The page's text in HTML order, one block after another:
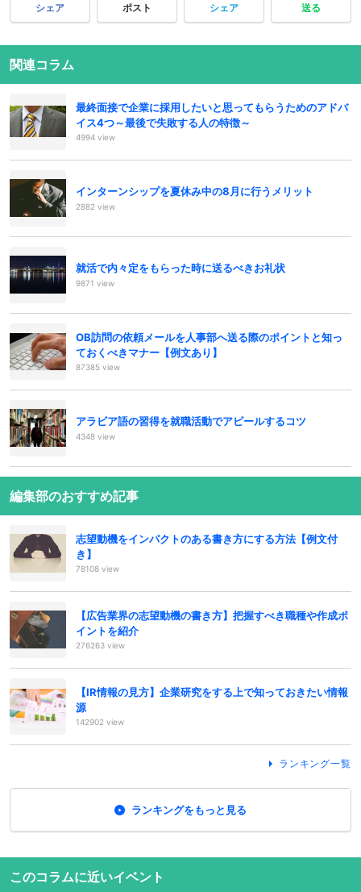
シェア ポスト シェア 送る
関連コラム
最終面接で企業に採用したいと思ってもらうためのアドバ
イス4つ～最後で失敗する人の特徴～
4994 view
インターンシップを夏休み中の8月に行うメリット
2882 view
就活で内々定をもらった時に送るべきお礼状
9871 view
OB訪問の依頼メールを人事部へ送る際のポイントと知っ
ておくべきマナー【例文あり】
87385 view
アラビア語の習得を就職活動でアピールするコツ
4348 view
編集部のおすすめ記事
志望動機をインパクトのある書き方にする方法【例文付
き】
78108 view
【広告業界の志望動機の書き方】把握すべき職種や作成ポ
イントを紹介
276263 view
【IR情報の見方】企業研究をする上で知っておきたい情報
源
142902 view
ランキング一覧
ランキングをもっと見る
このコラムに近いイベント